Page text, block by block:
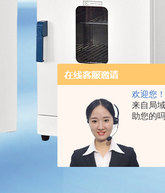
欢迎您！
来自局
助您的